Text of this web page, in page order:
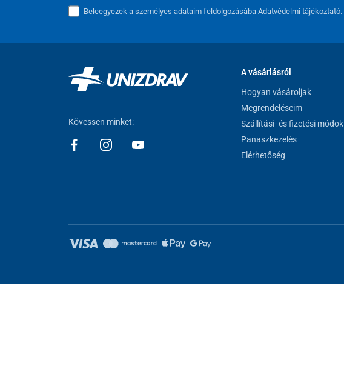
Beleegyezek a személyes adataim feldolgozásába Adatvédelmi tájékoztató.
Kövessen minket:
A vásárlásról
Hogyan vásároljak
Megrendeléseim
Szállítási- és fizetési módok
Panaszkezelés
Elérhetőség